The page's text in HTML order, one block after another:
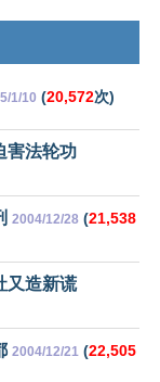
1/10 (20,572次)
害法轮功
2004/12/28 (21,538
又造新谎
2004/12/21 (22,505